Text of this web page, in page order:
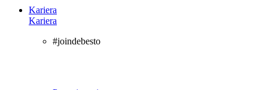
Kariera
Kariera
#joindebesto